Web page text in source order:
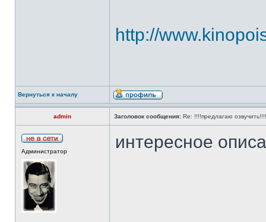
http://
Вернуться к началу
admin Заголовок сообщения: Re: !!!!предлагаю озвучить!!!!
Администратор интересное